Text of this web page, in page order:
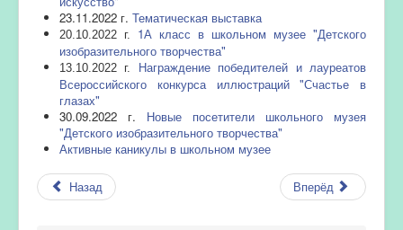
23.11.2022 г. Тематическая выставка
20.10.2022 г. 1А класс в школьном музее "Детского
изобразительного творчества"
13.10.2022 г. Награждение победителей и лауреатов
Всероссийского конкурса иллюстраций "Счастье в
глазах"
30.09.2022 г. Новые посетители школьного музея
"Детского изобразительного творчества"
Активные каникулы в школьном музее
Назад Вперёд